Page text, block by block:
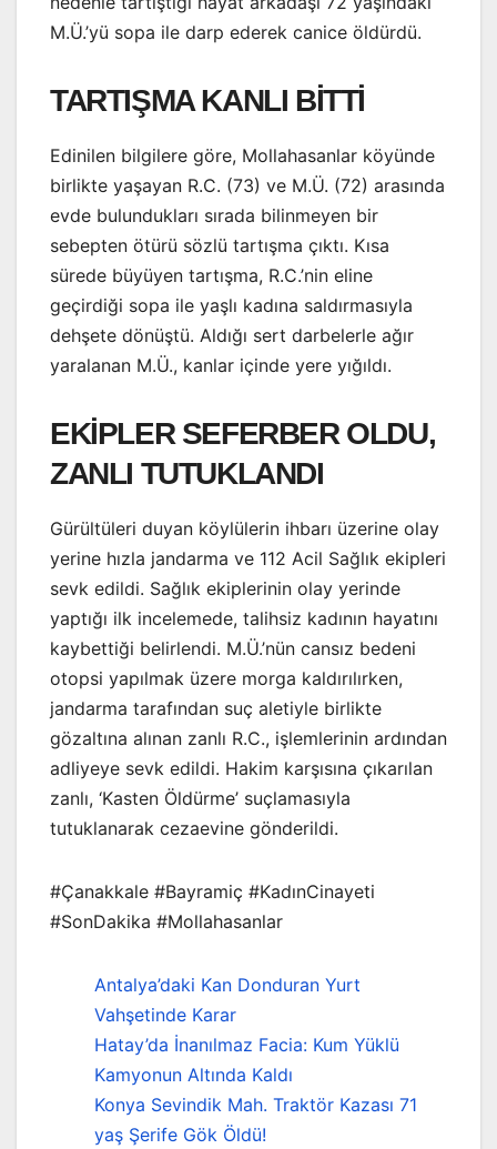
M.Ü.’yü sopa ile darp ederek canice öldürdü.
TARTIŞMA KANLI BİTTİ
Edinilen bilgilere göre, Mollahasanlar köyünde
birlikte yaşayan R.C. (73) ve M.Ü. (72) arasında
evde bulundukları sırada bilinmeyen bir
sebepten ötürü sözlü tartışma çıktı. Kısa
sürede büyüyen tartışma, R.C.’nin eline
geçirdiği sopa ile yaşlı kadına saldırmasıyla
dehşete dönüştü. Aldığı sert darbelerle ağır
yaralanan M.Ü., kanlar içinde yere yığıldı.
EKİPLER SEFERBER OLDU,
ZANLI TUTUKLANDI
Gürültüleri duyan köylülerin ihbarı üzerine olay
yerine hızla jandarma ve 112 Acil Sağlık ekipleri
sevk edildi. Sağlık ekiplerinin olay yerinde
yaptığı ilk incelemede, talihsiz kadının hayatını
kaybettiği belirlendi. M.Ü.’nün cansız bedeni
otopsi yapılmak üzere morga kaldırılırken,
jandarma tarafından suç aletiyle birlikte
gözaltına alınan zanlı R.C., işlemlerinin ardından
adliyeye sevk edildi. Hakim karşısına çıkarılan
zanlı, ‘Kasten Öldürme’ suçlamasıyla
tutuklanarak cezaevine gönderildi.
#Çanakkale #Bayramiç #KadınCinayeti
#SonDakika #Mollahasanlar
Antalya’daki Kan Donduran Yurt
Vahşetinde Karar
Hatay’da İnanılmaz Facia: Kum Yüklü
Kamyonun Altında Kaldı
Konya Sevindik Mah. Traktör Kazası 71
yaş Şerife Gök Öldü!